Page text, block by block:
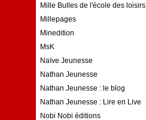
Mille Bulles de l'école des loisirs
Millepages
Minedition
MsK
Naïve Jeunesse
Nathan Jeunesse
Nathan Jeunesse : le blog
Nathan Jeunesse : Lire en Live
Nobi Nobi éditions